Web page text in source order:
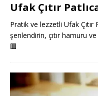
Ufak Çıtır
Pratik ve lezzetli Ufak Çıtır
şenlendirin, çıtır hamuru
🟥